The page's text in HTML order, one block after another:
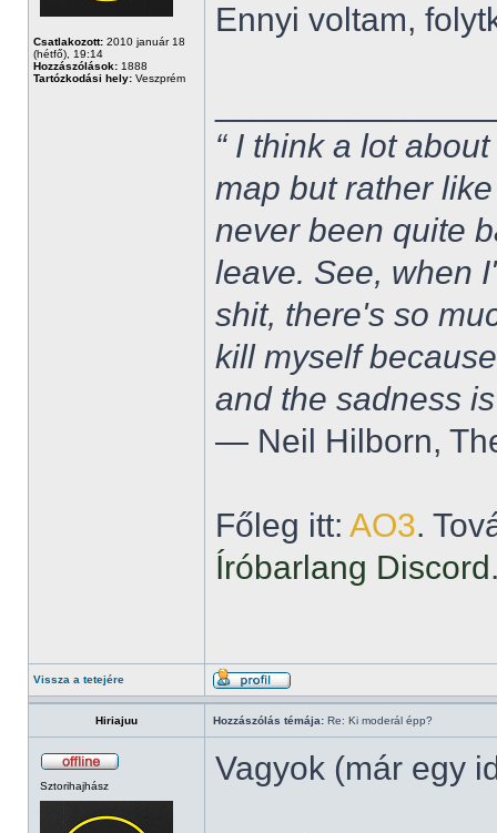
Csatlakozott: 2010 január 18
(hétfő), 19:14
Hozzászólások: 1888
Tartózkodási hely: Veszprém
Ennyi voltam,
“ I think a lot
map but rather
never been quite
leave. See, when
shit, there's so
kill myself
and the sadness
― Neil Hilborn,
Főleg itt: AO3.
Íróbarlang Discord
Vissza a tetejére
Hiriajuu Hozzászólás témája: Re: Ki moderál épp?
Sztorihajhász Vagyok (már egy